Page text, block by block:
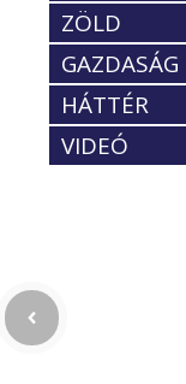
ZÖLD
GAZDASÁG
HÁTTÉR
VIDEÓ